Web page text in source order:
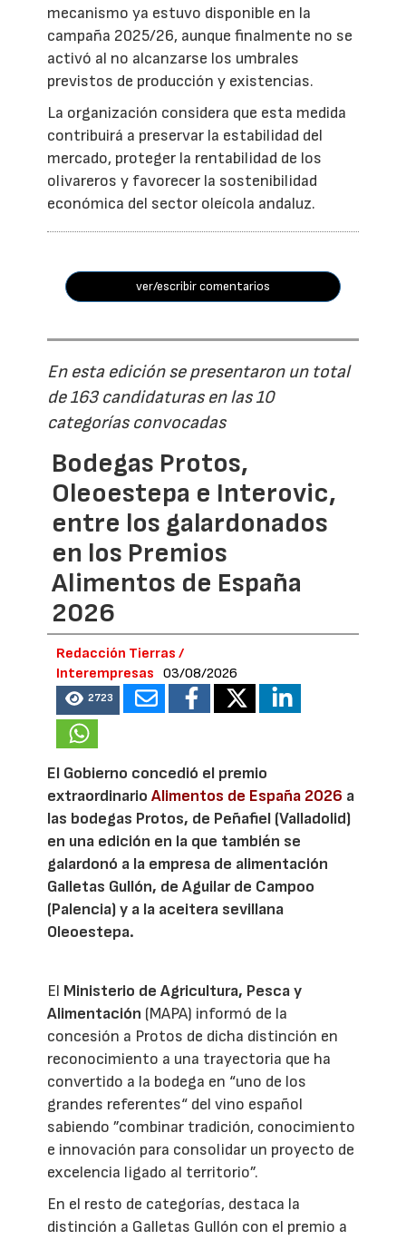
mecanismo ya estuvo disponible en la
campaña 2025/26, aunque finalmente no se
activó al no alcanzarse los umbrales
previstos de producción y existencias.
La organización considera que esta medida
contribuirá a preservar la estabilidad del
mercado, proteger la rentabilidad de los
olivareros y favorecer la sostenibilidad
económica del sector oleícola andaluz.
ver/escribir comentarios
En esta edición se presentaron un total
de 163 candidaturas en las 10
categorías convocadas
Bodegas Protos,
Oleoestepa e Interovic,
entre los galardonados
en los Premios
Alimentos de España
2026
Redacción Tierras /
Interempresas
03/08/2026
2723
El Gobierno concedió el premio
extraordinarioAlimentos de España 2026 a
las bodegas Protos, de Peñafiel (Valladolid)
en una edición en la que también se
galardonó a la empresa de alimentación
Galletas Gullón, de Aguilar de Campoo
(Palencia) y a la aceitera sevillana
Oleoestepa.
El Ministerio de Agricultura, Pesca y
Alimentación (MAPA) informó de la
concesión a Protos de dicha distinción en
reconocimiento a una trayectoria que ha
convertido a la bodega en “uno de los
grandes referentes“ del vino español
sabiendo ”combinar tradición, conocimiento
e innovación para consolidar un proyecto de
excelencia ligado al territorio”.
En el resto de categorías, destaca la
distinción a Galletas Gullón con el premio a